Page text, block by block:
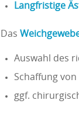
Langfristige
Das
Auswahl des
Schaffung
ggf.